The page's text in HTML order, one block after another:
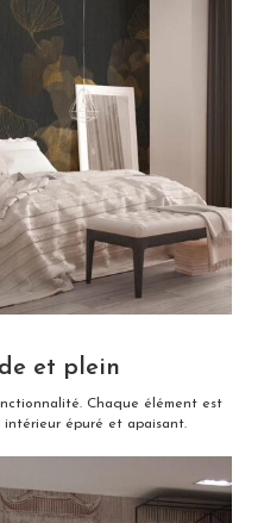
et plein
Chaque élément est
intérieur épuré et apaisant.